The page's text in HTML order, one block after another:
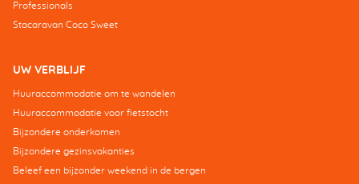
Professionals
Stacaravan Coco Sweet
UW VERBLIJF
Huuraccommodatie om te wandelen
Huuraccommodatie voor fietstocht
Bijzondere onderkomen
Bijzondere gezinsvakanties
Beleef een bijzonder weekend in de bergen